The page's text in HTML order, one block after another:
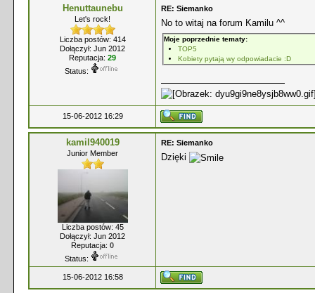
Henuttaunebu
Let's rock!
Liczba postów: 414
Dołączył: Jun 2012
Reputacja: 29
Status:
RE: Siemanko
No to witaj na forum Kamilu ^^
Moje poprzednie tematy:
TOP5
Kobiety pytają wy odpowiadacie :D
15-06-2012 16:29
kamil940019
Junior Member
Liczba postów: 45
Dołączył: Jun 2012
Reputacja: 0
Status:
RE: Siemanko
Dzięki
15-06-2012 16:58